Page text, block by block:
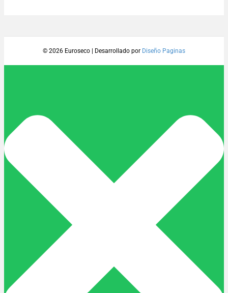
© 2026 Euroseco | Desarrollado por Diseño Paginas